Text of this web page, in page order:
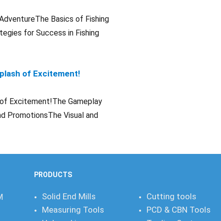
Basics of Fishing
for Success in Fishing
of Excitement!
Excitement!The Gameplay
PromotionsThe Visual and
PRODUCTS
Solid End Mills
Cutting tools
Measuring Tools
PCD & CBN Tools